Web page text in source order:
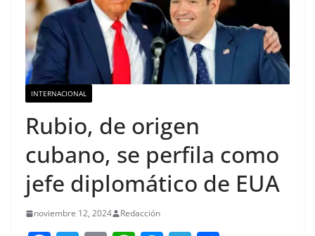
INTERNACIONAL
Rubio, de origen
cubano, se perfila como
jefe diplomático de EUA
noviembre 12, 2024 Redacción